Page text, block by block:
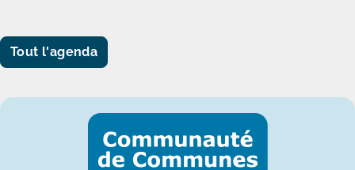
Tout l'agenda